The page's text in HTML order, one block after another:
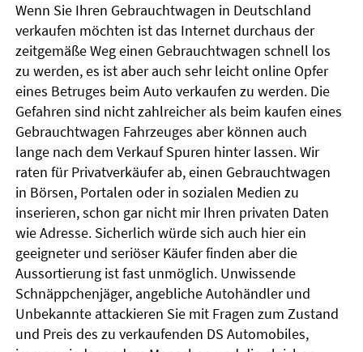
Wenn Sie Ihren Gebrauchtwagen in Deutschland
verkaufen möchten ist das Internet durchaus der
zeitgemäße Weg einen Gebrauchtwagen schnell los
zu werden, es ist aber auch sehr leicht online Opfer
eines Betruges beim Auto verkaufen zu werden. Die
Gefahren sind nicht zahlreicher als beim kaufen eines
Gebrauchtwagen Fahrzeuges aber können auch
lange nach dem Verkauf Spuren hinter lassen. Wir
raten für Privatverkäufer ab, einen Gebrauchtwagen
in Börsen, Portalen oder in sozialen Medien zu
inserieren, schon gar nicht mir Ihren privaten Daten
wie Adresse. Sicherlich würde sich auch hier ein
geeigneter und seriöser Käufer finden aber die
Aussortierung ist fast unmöglich. Unwissende
Schnäppchenjäger, angebliche Autohändler und
Unbekannte attackieren Sie mit Fragen zum Zustand
und Preis des zu verkaufenden DS Automobiles,